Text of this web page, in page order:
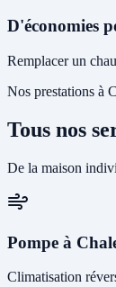
D'économies
Remplacer un
Nos prestations à
Tous nos
De la maison
Pompe à
Climatisation